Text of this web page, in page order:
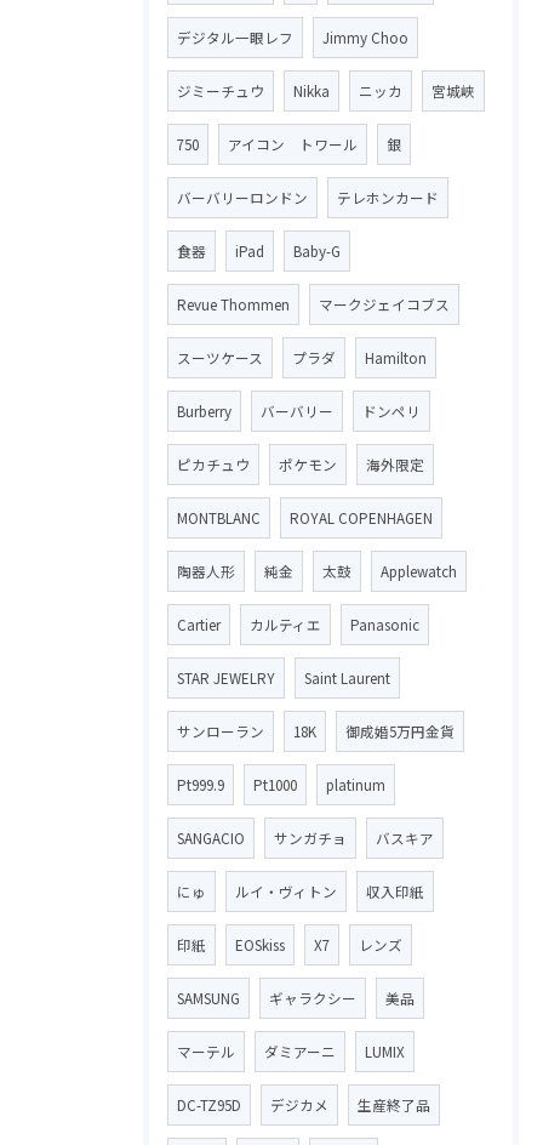
デジタル一眼レフ Jimmy Choo
ジミーチュウ Nikka ニッカ 宮城峡
750 アイコン トワール 銀
バーバリーロンドン テレホンカード
食器 iPad Baby-G
Revue Thommen マークジェイコブス
スーツケース プラダ Hamilton
Burberry バーバリー ドンペリ
ピカチュウ ポケモン 海外限定
MONTBLANC ROYAL COPENHAGEN
陶器人形 純金 太鼓 Applewatch
Cartier カルティエ Panasonic
STAR JEWELRY Saint Laurent
サンローラン 18K 御成婚5万円金貨
Pt999.9 Pt1000 platinum
SANGACIO サンガチョ バスキア
にゅ ルイ・ヴィトン 収入印紙
印紙 EOSkiss X7 レンズ
SAMSUNG ギャラクシー 美品
マーテル ダミアーニ LUMIX
DC-TZ95D デジカメ 生産終了品